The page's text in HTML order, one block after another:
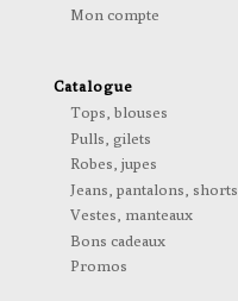
Mon compte
Catalogue
Tops, blouses
Pulls, gilets
Robes, jupes
Jeans, pantalons, shorts
Vestes, manteaux
Bons cadeaux
Promos